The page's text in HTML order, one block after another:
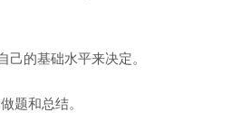
的基础水平来决定。
和总结。